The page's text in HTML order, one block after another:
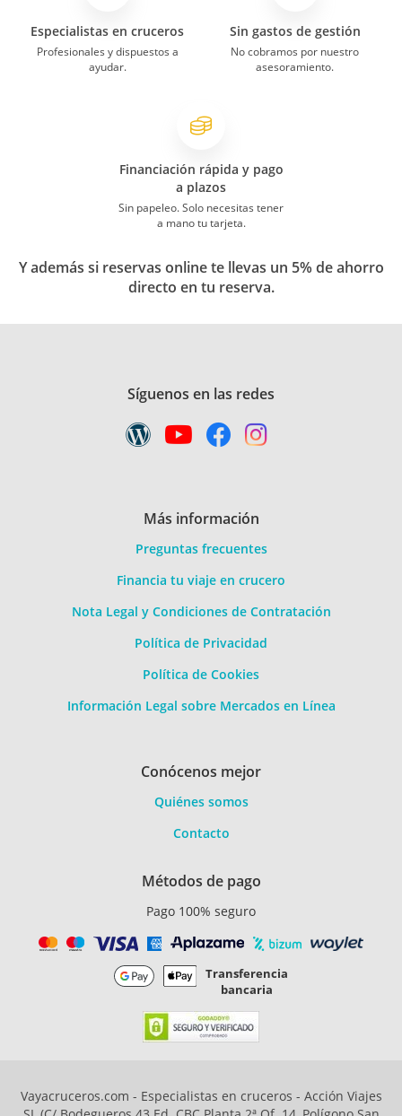
Especialistas en cruceros
Profesionales y dispuestos a
ayudar.
Sin gastos de gestión
No cobramos por nuestro
asesoramiento.
Financiación rápida y pago
a plazos
Sin papeleo. Solo necesitas tener
a mano tu tarjeta.
Y además si reservas online te llevas un 5% de ahorro
directo en tu reserva.
Síguenos en las redes
Más información
Preguntas frecuentes
Financia tu viaje en crucero
Nota Legal y Condiciones de Contratación
Política de Privacidad
Política de Cookies
Información Legal sobre Mercados en Línea
Conócenos mejor
Quiénes somos
Contacto
Métodos de pago
Pago 100% seguro
Transferencia
bancaria
Vayacruceros.com - Especialistas en cruceros - Acción Viajes